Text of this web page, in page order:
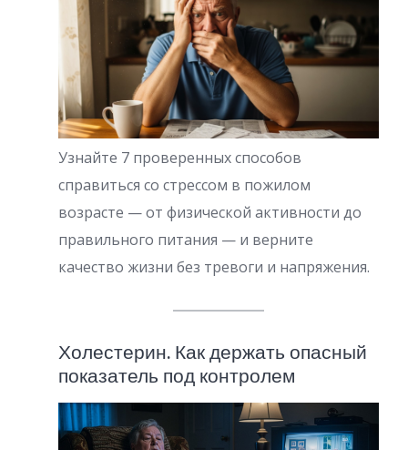
Узнайте 7 проверенных способов
справиться со стрессом в пожилом
возрасте — от физической активности до
правильного питания — и верните
качество жизни без тревоги и напряжения.
Холестерин. Как держать опасный
показатель под контролем